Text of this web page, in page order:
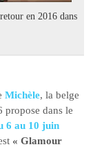
en 2016 dans
Michèle, la belge
propose dans le
6 au 10 juin
« Glamour